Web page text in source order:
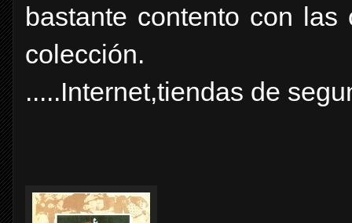
bastante contento con
colección.
.....Internet,tiendas de